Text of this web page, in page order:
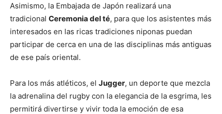
Asimismo, la Embajada de Japón realizará una
tradicional Ceremonia del té, para que los asistentes más
interesados en las ricas tradiciones niponas puedan
participar de cerca en una de las disciplinas más antiguas
de ese país oriental.
Para los más atléticos, el Jugger, un deporte que mezcla
la adrenalina del rugby con la elegancia de la esgrima, les
permitirá divertirse y vivir toda la emoción de esa